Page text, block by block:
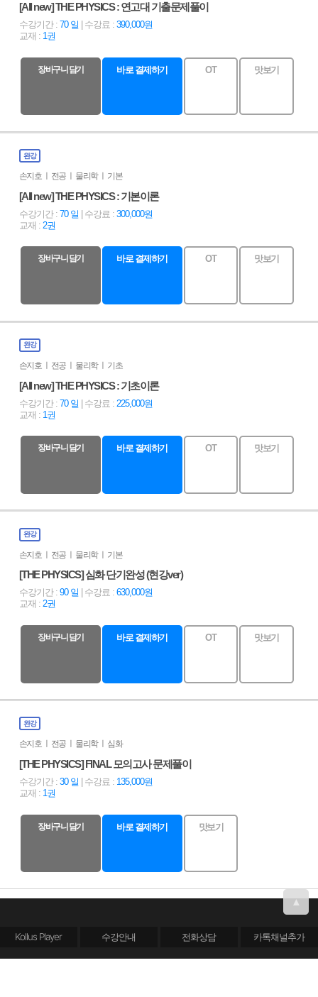
▲
[All new] THE PHYSICS : 연고대 기출문제풀이
수강기간 : 70 일 | 수강료 : 390,000원
교재 : 1권
장바구니 담기 바로 결제하기 OT 맛보기
완강
손지호 ㅣ 전공 ㅣ 물리학 ㅣ 기본
[All new] THE PHYSICS : 기본이론
수강기간 : 70 일 | 수강료 : 300,000원
교재 : 2권
장바구니 담기 바로 결제하기 OT 맛보기
완강
손지호 ㅣ 전공 ㅣ 물리학 ㅣ 기초
[All new] THE PHYSICS : 기초이론
수강기간 : 70 일 | 수강료 : 225,000원
교재 : 1권
장바구니 담기 바로 결제하기 OT 맛보기
완강
손지호 ㅣ 전공 ㅣ 물리학 ㅣ 기본
[THE PHYSICS] 심화 단기완성 (현강ver)
수강기간 : 90 일 | 수강료 : 630,000원
교재 : 2권
장바구니 담기 바로 결제하기 OT 맛보기
완강
손지호 ㅣ 전공 ㅣ 물리학 ㅣ 심화
[THE PHYSICS] FINAL 모의고사 문제풀이
수강기간 : 30 일 | 수강료 : 135,000원
교재 : 1권
장바구니 담기 바로 결제하기 맛보기
Kollus Player 수강안내 전화상담 카톡채널추가